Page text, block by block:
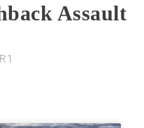
Assault